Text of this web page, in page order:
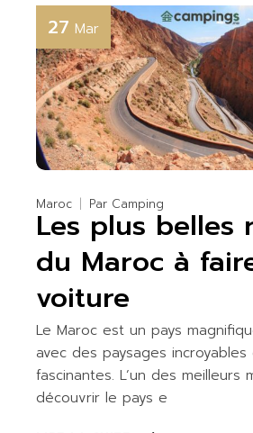
27 Mar
Maroc Par Camping
Les plus belles
du Maroc à
voiture
Le Maroc est un pays
avec des paysages
fascinantes. L’un des meilleurs
découvrir le pays e